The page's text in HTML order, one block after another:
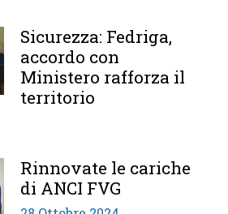
Sicurezza: Fedriga,
accordo con
Ministero rafforza il
territorio
Rinnovate le cariche
di ANCI FVG